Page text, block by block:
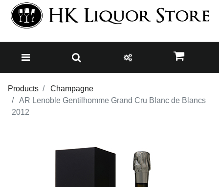
Products
Champagne
AR Lenoble Gentilhomme Grand Cru Blanc de Blancs
2012